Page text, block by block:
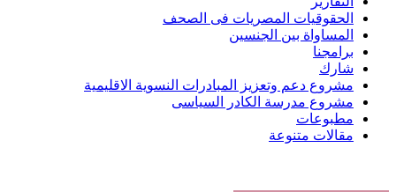
الحقوقيات المصريات فى الصحف
المساواة بين الجنسين
برامجنا
شارك
مشروع دعم وتعزيز المبادرات النسوية الاقليمية
مشروع مدرسة الكادر السياسى
مطبوعات
مقالات متنوعة